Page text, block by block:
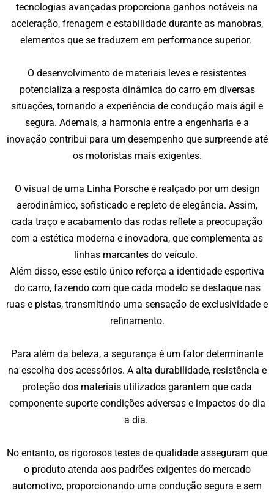
tecnologias avançadas proporciona ganhos notáveis na
aceleração, frenagem e estabilidade durante as manobras,
elementos que se traduzem em performance superior.
O desenvolvimento de materiais leves e resistentes
potencializa a resposta dinâmica do carro em diversas
situações, tornando a experiência de condução mais ágil e
segura. Ademais, a harmonia entre a engenharia e a
inovação contribui para um desempenho que surpreende até
os motoristas mais exigentes.
O visual de uma Linha Porsche é realçado por um design
aerodinâmico, sofisticado e repleto de elegância. Assim,
cada traço e acabamento das rodas reflete a preocupação
com a estética moderna e inovadora, que complementa as
linhas marcantes do veículo.
Além disso, esse estilo único reforça a identidade esportiva
do carro, fazendo com que cada modelo se destaque nas
ruas e pistas, transmitindo uma sensação de exclusividade e
refinamento.
Para além da beleza, a segurança é um fator determinante
na escolha dos acessórios. A alta durabilidade, resistência e
proteção dos materiais utilizados garantem que cada
componente suporte condições adversas e impactos do dia
a dia.
No entanto, os rigorosos testes de qualidade asseguram que
o produto atenda aos padrões exigentes do mercado
automotivo, proporcionando uma condução segura e sem